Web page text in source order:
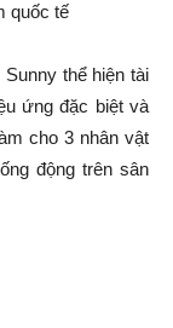
quốc tế
thể hiện tài
ứng đặc biệt và
cho 3 nhân vật
động trên sân